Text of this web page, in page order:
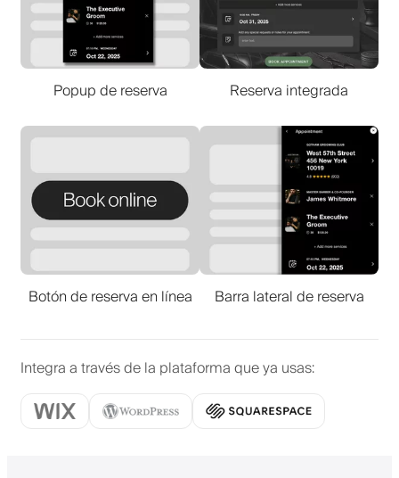
Popup de reserva Reserva integrada
Botón de reserva en línea Barra lateral de reserva
Integra a través de la plataforma que ya usas: